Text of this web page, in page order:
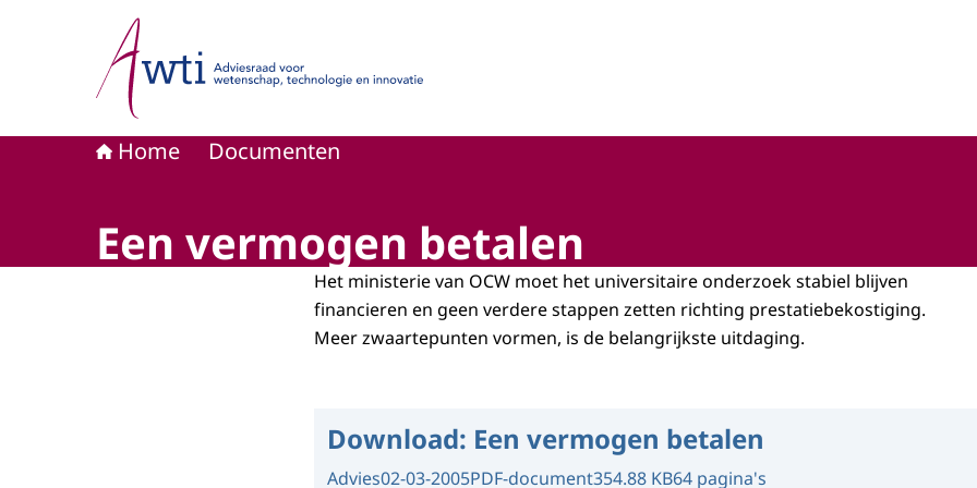
Naar de homepage van Adviesraad voor wetenschap, technologie en innovatie
Home Documenten
Een vermogen betalen
Het ministerie van OCW moet het universitaire onderzoek stabiel blijven
financieren en geen verdere stappen zetten richting prestatiebekostiging.
Meer zwaartepunten vormen, is de belangrijkste uitdaging.
Download: Een vermogen betalen
Advies02-03-2005PDF-document354.88 KB64 pagina's